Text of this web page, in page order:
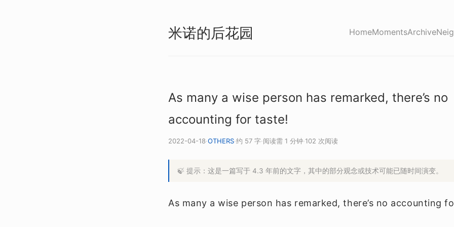
米诺的后花园 HomeMomentsArchive
As many a wise person has remarked, there’s no
accounting for taste!
2022-04-18·OTHERS·约 57 字·阅读需 1 分钟·102 次阅读
🍃 提示：这是一篇写于 4.3 年前的文字，其中的部分观念或技术可能已随时间演变。
As many a wise person has remarked, there’s no accounting